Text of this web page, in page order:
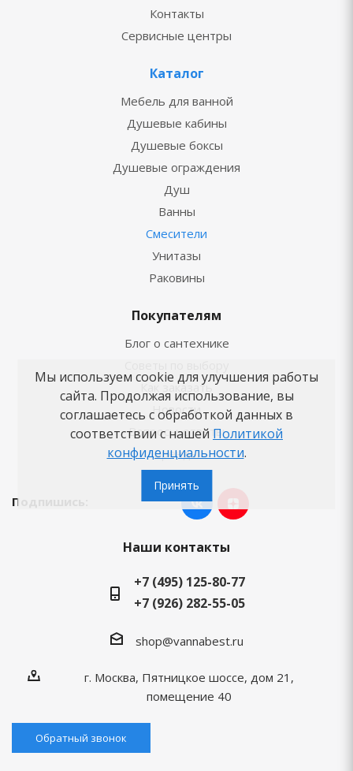
Контакты
Сервисные центры
Каталог
Мебель для ванной
Душевые кабины
Душевые боксы
Душевые ограждения
Душ
Ванны
Смесители
Унитазы
Раковины
Покупателям
Блог о сантехнике
Как заказать
Новости
Вопросы-ответы
Бренды
Подпишись:
Наши контакты
+7 (495) 125-80-77
+7 (926) 282-55-05
shop@vannabest.ru
г. Москва, Пятницкое шоссе, дом 21,
помещение 40
Обратный звонок
Мы используем cookie для улучшения работы
сайта. Продолжая использование, вы
соглашаетесь с обработкой данных в
соответствии с нашей Политикой
конфиденциальности.
Принять